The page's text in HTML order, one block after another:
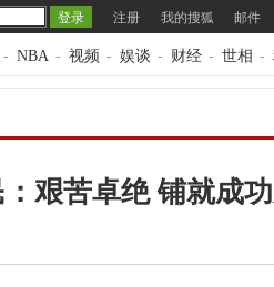
注册 我的搜狐 邮件
- NBA - 视频 - 娱谈 - 财经 - 世相 -
艰苦卓绝 铺就成